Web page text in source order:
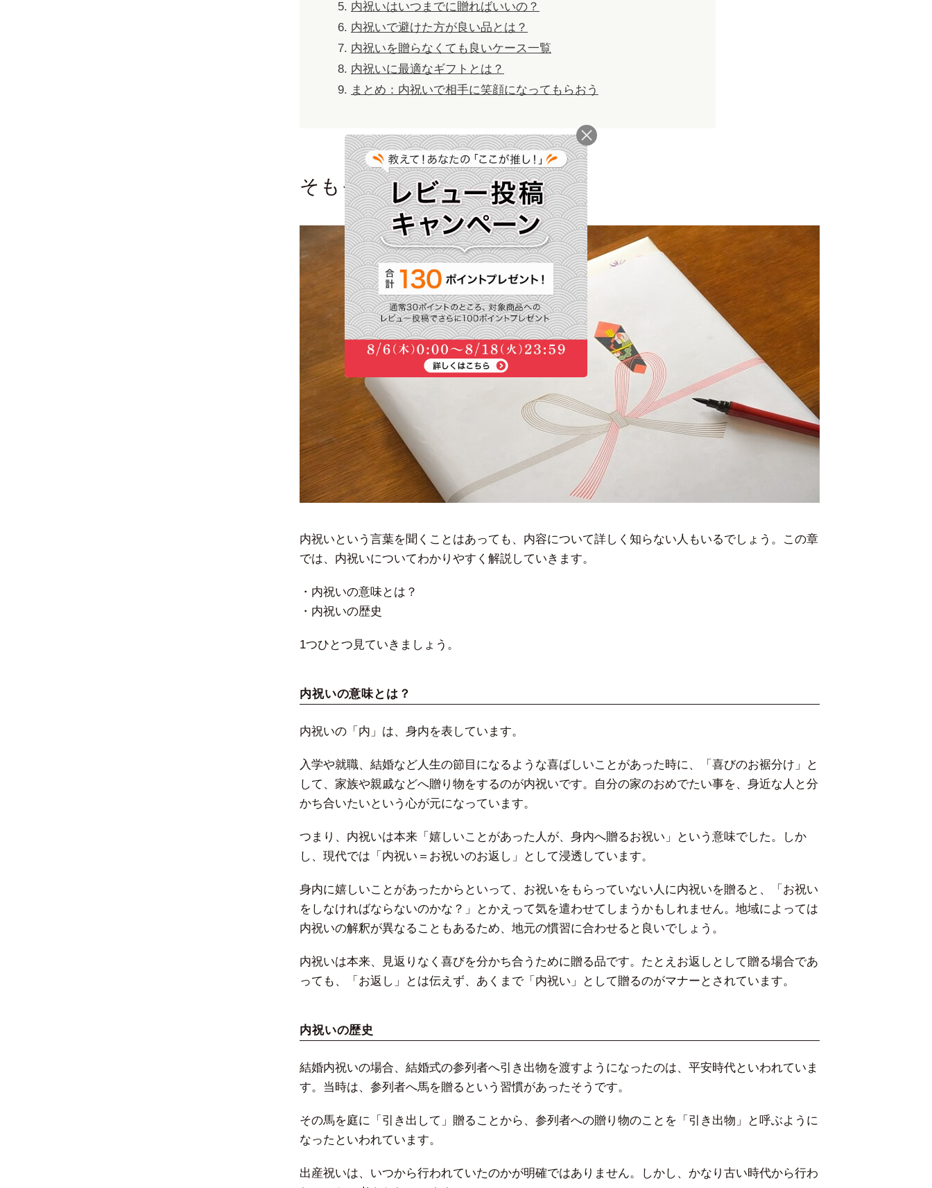
内祝いはいつまでに贈ればいいの？
内祝いで避けた方が良い品とは？
内祝いを贈らなくても良いケース一覧
内祝いに最適なギフトとは？
まとめ：内祝いで相手に笑顔になってもらおう
そもそも内祝いとは？
内祝いという言葉を聞くことはあっても、内容について詳しく知らない人もいるでしょう。この章
では、内祝いについてわかりやすく解説していきます。
・内祝いの意味とは？
・内祝いの歴史
1つひとつ見ていきましょう。
内祝いの意味とは？
内祝いの「内」は、身内を表しています。
入学や就職、結婚など人生の節目になるような喜ばしいことがあった時に、「喜びのお裾分け」と
して、家族や親戚などへ贈り物をするのが内祝いです。自分の家のおめでたい事を、身近な人と分
かち合いたいという心が元になっています。
つまり、内祝いは本来「嬉しいことがあった人が、身内へ贈るお祝い」という意味でした。しか
し、現代では「内祝い＝お祝いのお返し」として浸透しています。
身内に嬉しいことがあったからといって、お祝いをもらっていない人に内祝いを贈ると、「お祝い
をしなければならないのかな？」とかえって気を遣わせてしまうかもしれません。地域によっては
内祝いの解釈が異なることもあるため、地元の慣習に合わせると良いでしょう。
内祝いは本来、見返りなく喜びを分かち合うために贈る品です。たとえお返しとして贈る場合であ
っても、「お返し」とは伝えず、あくまで「内祝い」として贈るのがマナーとされています。
内祝いの歴史
結婚内祝いの場合、結婚式の参列者へ引き出物を渡すようになったのは、平安時代といわれていま
す。当時は、参列者へ馬を贈るという習慣があったそうです。
その馬を庭に「引き出して」贈ることから、参列者への贈り物のことを「引き出物」と呼ぶように
なったといわれています。
出産祝いは、いつから行われていたのかが明確ではありません。しかし、かなり古い時代から行わ